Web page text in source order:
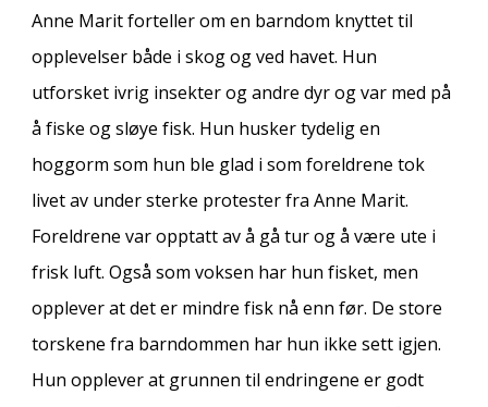
Anne Marit forteller om en barndom knyttet til
opplevelser både i skog og ved havet. Hun
utforsket ivrig insekter og andre dyr og var med på
å fiske og sløye fisk. Hun husker tydelig en
hoggorm som hun ble glad i som foreldrene tok
livet av under sterke protester fra Anne Marit.
Foreldrene var opptatt av å gå tur og å være ute i
frisk luft. Også som voksen har hun fisket, men
opplever at det er mindre fisk nå enn før. De store
torskene fra barndommen har hun ikke sett igjen.
Hun opplever at grunnen til endringene er godt